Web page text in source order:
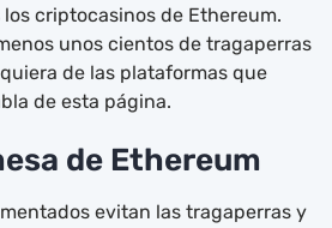
criptocasinos de Ethereum.
unos cientos de tragaperras
de las plataformas que
de esta página.
de Ethereum
evitan las tragaperras y